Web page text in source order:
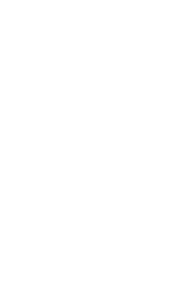
auf einem Endgerät
von Werbeanzeigen
Werbung
personalisierter Werbung